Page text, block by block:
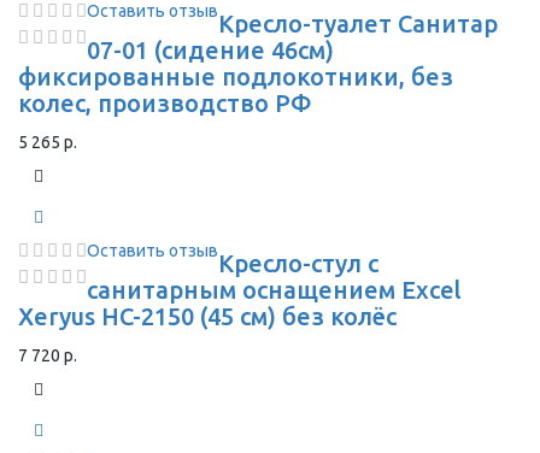
Оставить отзывКресло-туалет Санитар
07-01 (сидение 46см)
фиксированные подлокотники, без
колес, производство РФ
5 265 р.
Оставить отзывКресло-стул с
санитарным оснащением Excel
Xeryus HC-2150 (45 см) без колёс
7 720 р.